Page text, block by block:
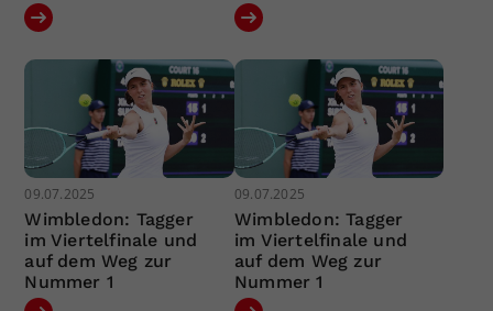
09.07.2025
Wimbledon: Tagger
im Viertelfinale und
auf dem Weg zur
Nummer 1
09.07.2025
Wimbledon: Tagger
im Viertelfinale und
auf dem Weg zur
Nummer 1